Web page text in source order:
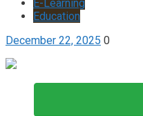
E-Learning
Education
December 22, 2025 0